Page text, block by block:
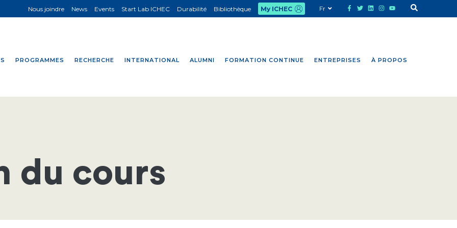
PROGRAMMES RECHERCHE INTERNATIONAL ALUMNI FORMATION CONTINUE ENTREPRISES À PROPOS
Nous joindre News Events Start Lab ICHEC Durabilité Bibliothèque My ICHEC Fr
du cours